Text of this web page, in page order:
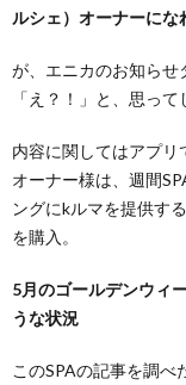
ルシェ）オーナーにな
が、エニカのお知らせ
「え？！」と、思って
内容に関してはアプリ
オーナー様は、週間
ングにkルマを提供す
を購入。
5月のゴールデンウィ
うな状況
このSPAの記事を調